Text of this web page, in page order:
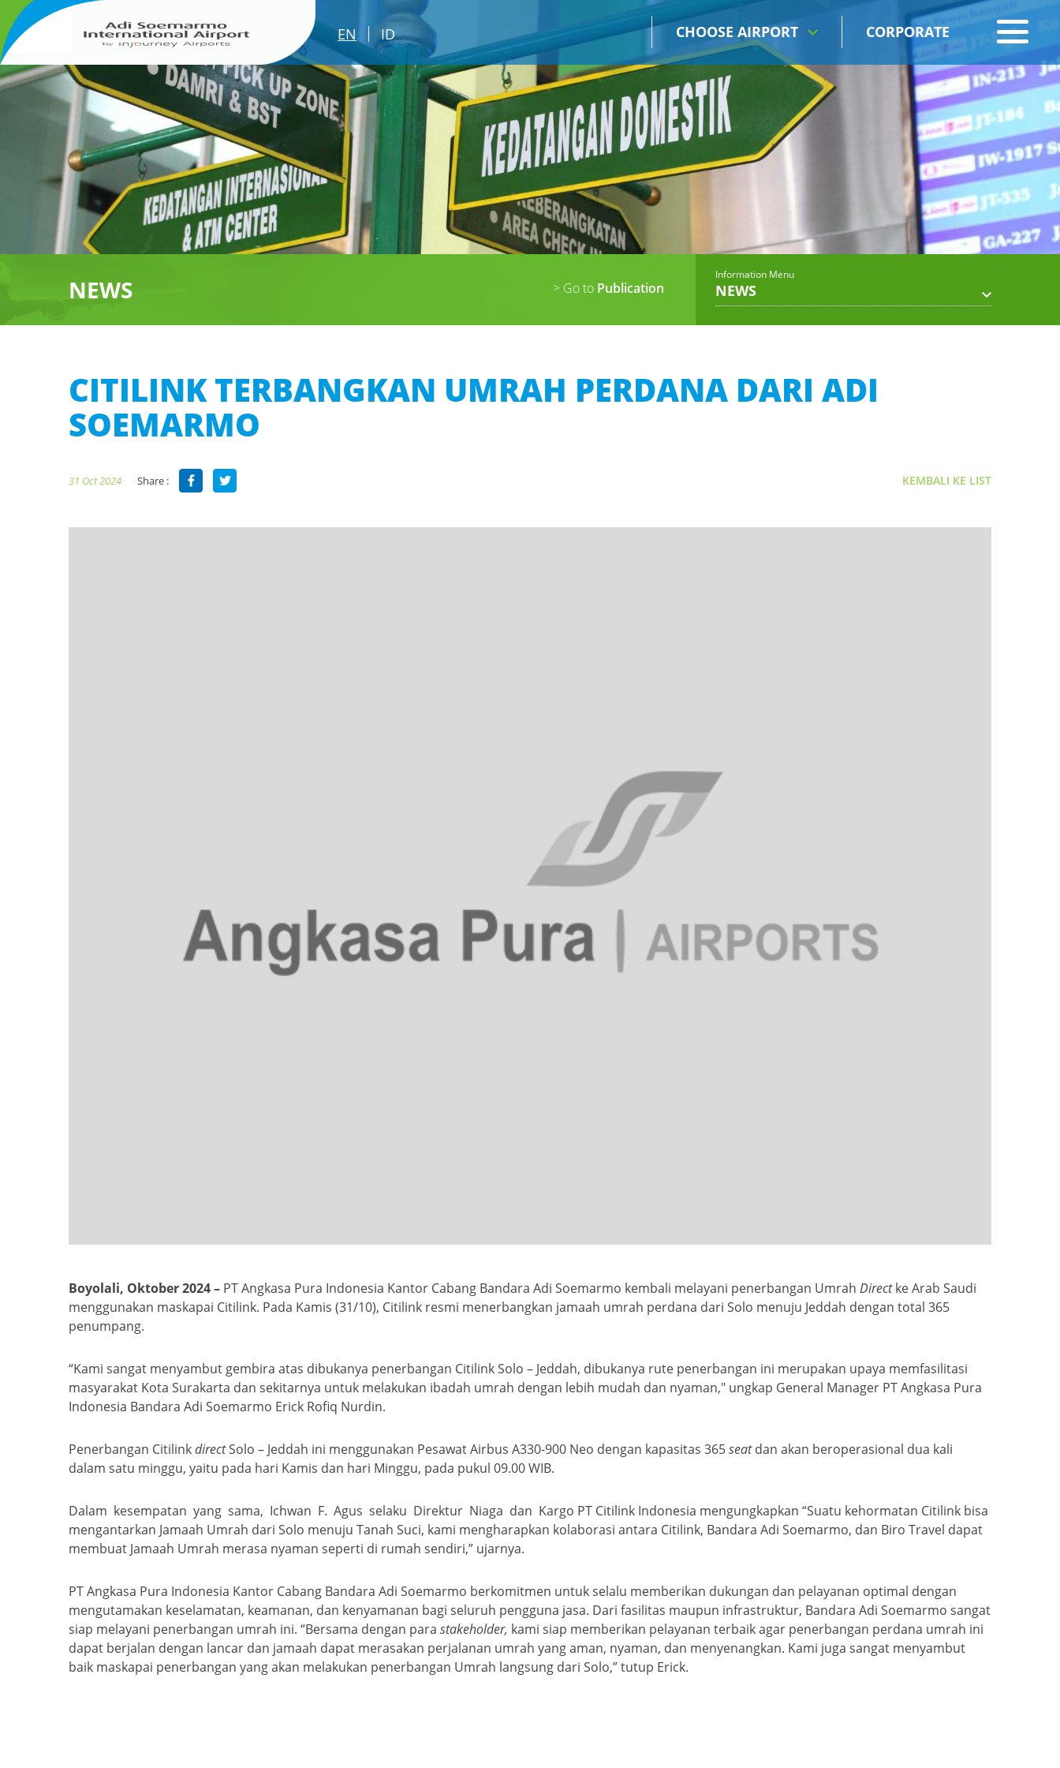
EN ID CHOOSE AIRPORT CORPORATE
NEWS > Go to Publication
Information Menu
NEWS
CITILINK TERBANGKAN UMRAH PERDANA DARI ADI
SOEMARMO
31 Oct 2024 Share : KEMBALI KE LIST
Boyolali, Oktober 2024 – PT Angkasa Pura Indonesia Kantor Cabang Bandara Adi Soemarmo kembali melayani penerbangan Umrah Directke Arab Saudi
menggunakan maskapai Citilink. Pada Kamis (31/10), Citilink resmi menerbangkan jamaah umrah perdana dari Solo menuju Jeddah dengan total 365
penumpang.
“Kami sangat menyambut gembira atas dibukanya penerbangan Citilink Solo – Jeddah, dibukanya rute penerbangan ini merupakan upaya memfasilitasi
masyarakat Kota Surakarta dan sekitarnya untuk melakukan ibadah umrah dengan lebih mudah dan nyaman," ungkap General Manager PT Angkasa Pura
Indonesia Bandara Adi Soemarmo Erick Rofiq Nurdin.
Penerbangan CitilinkdirectSolo – Jeddah ini menggunakan Pesawat Airbus A330-900 Neo dengan kapasitas 365seatdan akan beroperasional dua kali
dalam satu minggu, yaitu pada hari Kamis dan hari Minggu, pada pukul 09.00 WIB.
Dalam kesempatan yang sama, Ichwan F. Agus selaku Direktur Niaga dan Kargo PT Citilink Indonesia mengungkapkan “Suatu kehormatan Citilink bisa
mengantarkan Jamaah Umrah dari Solo menuju Tanah Suci, kami mengharapkan kolaborasi antara Citilink, Bandara Adi Soemarmo, dan Biro Travel dapat
membuat Jamaah Umrah merasa nyaman seperti di rumah sendiri,” ujarnya.
PT Angkasa Pura Indonesia Kantor Cabang Bandara Adi Soemarmo berkomitmen untuk selalu memberikan dukungan dan pelayanan optimal dengan
mengutamakan keselamatan, keamanan, dan kenyamanan bagi seluruh pengguna jasa. Dari fasilitas maupun infrastruktur, Bandara Adi Soemarmo sangat
siap melayani penerbangan umrah ini. “Bersama dengan para stakeholder, kami siap memberikan pelayanan terbaik agar penerbangan perdana umrah ini
dapat berjalan dengan lancar dan jamaah dapat merasakan perjalanan umrah yang aman, nyaman, dan menyenangkan. Kami juga sangat menyambut
baik maskapai penerbangan yang akan melakukan penerbangan Umrah langsung dari Solo,” tutup Erick.